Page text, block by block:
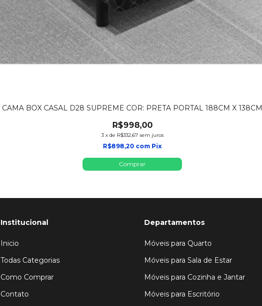
CAMA BOX CASAL D28 SUPREME COR: PRETA PORTAL 188CM X 138CM
R$998,00
3 x de R$332,67 sem juros
R$898,20 com Pix
Institucional
Inicio
Todas Categorias
Como Comprar
Contato
Departamentos
Móveis para Quarto
Móveis para Sala de Estar
Móveis para Cozinha e Jantar
Móveis para Escritório